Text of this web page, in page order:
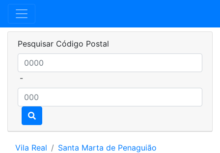
Pesquisar Código Postal
-
Vila Real
Santa Marta de Penaguião